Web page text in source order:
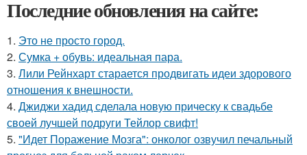
Последние обновления на сайте:
1. Это не просто город.
2. Сумка + обувь: идеальная пара.
3. Лили Рейнхарт старается продвигать идеи здорового
отношения к внешности.
4. Джиджи хадид сделала новую прическу к свадьбе
своей лучшей подруги Тейлор свифт!
5. "Идет Поражение Мозга": онколог озвучил печальный